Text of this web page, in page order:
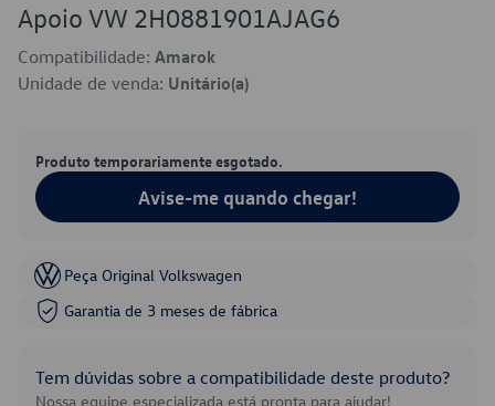
Apoio VW 2H0881901AJAG6
Compatibilidade: Amarok
Unidade de venda: Unitário(a)
Produto temporariamente esgotado.
Avise-me quando chegar!
Peça Original Volkswagen
Garantia de 3 meses de fábrica
Tem dúvidas sobre a compatibilidade deste produto?
Nossa equipe especializada está pronta para ajudar!